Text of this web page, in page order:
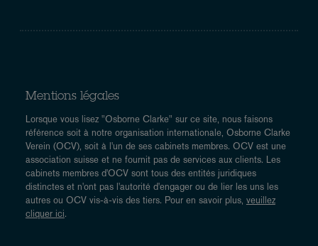
Mentions légales
Lorsque vous lisez "Osborne Clarke" sur ce site, nous faisons
référence soit à notre organisation internationale, Osborne Clarke
Verein (OCV), soit à l'un de ses cabinets membres. OCV est une
association suisse et ne fournit pas de services aux clients. Les
cabinets membres d'OCV sont tous des entités juridiques
distinctes et n'ont pas l'autorité d'engager ou de lier les uns les
autres ou OCV vis-à-vis des tiers. Pour en savoir plus, veuillez
cliquer ici.